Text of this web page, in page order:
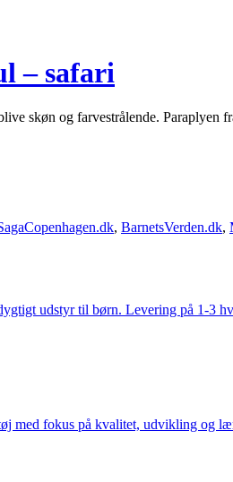
– safari
skøn og farvestrålende.
, BarnetsVerden.dk,
udstyr til børn. Levering på 1-3
med fokus på kvalitet, udvikling og